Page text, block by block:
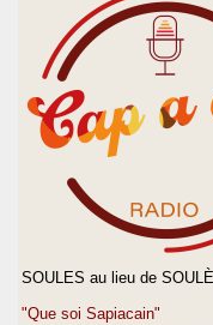
SOULES au lieu de
"Que soi Sapiacain"